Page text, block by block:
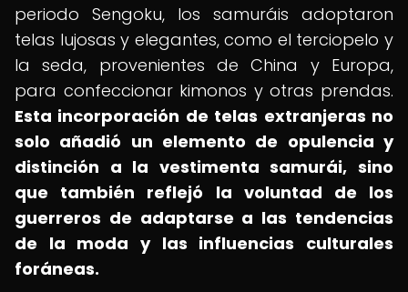
periodo Sengoku, los samuráis adoptaron
telas lujosas y elegantes, como el terciopelo y
la seda, provenientes de China y Europa,
para confeccionar kimonos y otras prendas.
Esta incorporación de telas extranjeras no
solo añadió un elemento de opulencia y
distinción a la vestimenta samurái, sino
que también reflejó la voluntad de los
guerreros de adaptarse a las tendencias
de la moda y las influencias culturales
foráneas.